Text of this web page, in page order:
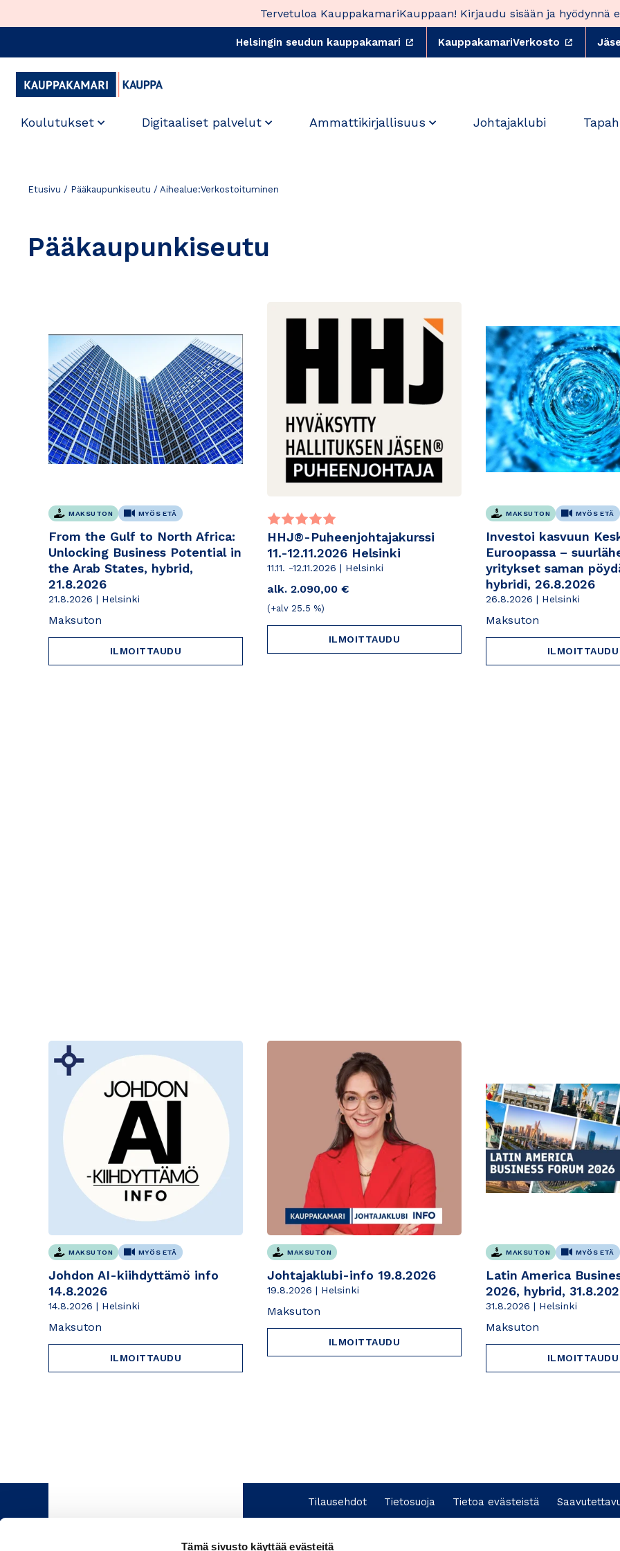
Tämä sivusto käyttää evästeitä
sisältöön
Tervetuloa KauppakamariKauppaan! Kirjaudu sisään ja hyödynnä
Helsingin seudun kauppakamari Ulkoinen linkki, avautuu uuteen
KauppakamariVerkosto
Koulutukset Digitaaliset palvelut Ammattikirjallisuus Johtajaklubi
Etusivu / Pääkaupunkiseutu / Aihealue:Verkostoituminen
Pääkaupunkiseutu
MAKSUTON MYÖS ETÄ
From the Gulf to North Africa:
Unlocking Business Potential in
the Arab States, hybrid,
21.8.2026
21.8.2026 | Helsinki
Maksuton
ILMOITTAUDU
Tuotearvioiden
keskiarvo
5.0
tähteä
HHJ®-Puheenjohtajakurssi
11.-12.11.2026 Helsinki
11.11. -12.11.2026 | Helsinki
alk. 2.090,00 €
(+alv 25.5 %)
ILMOITTAUDU
MAKSUTON MYÖS ETÄ
Investoi kasvuun
Euroopassa –
yritykset saman
hybridi, 26.8.2026
26.8.2026 | Helsinki
Maksuton
ILMOITTAUDU
MAKSUTON MYÖS ETÄ
Johdon AI-kiihdyttämö info
14.8.2026
14.8.2026 | Helsinki
Maksuton
ILMOITTAUDU
MAKSUTON
Johtajaklubi-info 19.8.2026
19.8.2026 | Helsinki
Maksuton
ILMOITTAUDU
MAKSUTON MYÖS ETÄ
Latin America
2026, hybrid,
31.8.2026 | Helsinki
Maksuton
ILMOITTAUDU
Tilausehdot Tietosuoja Tietoa evästeistä